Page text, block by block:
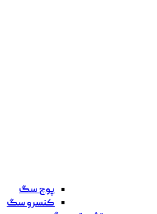
پوچ سگ
کنسرو سگ